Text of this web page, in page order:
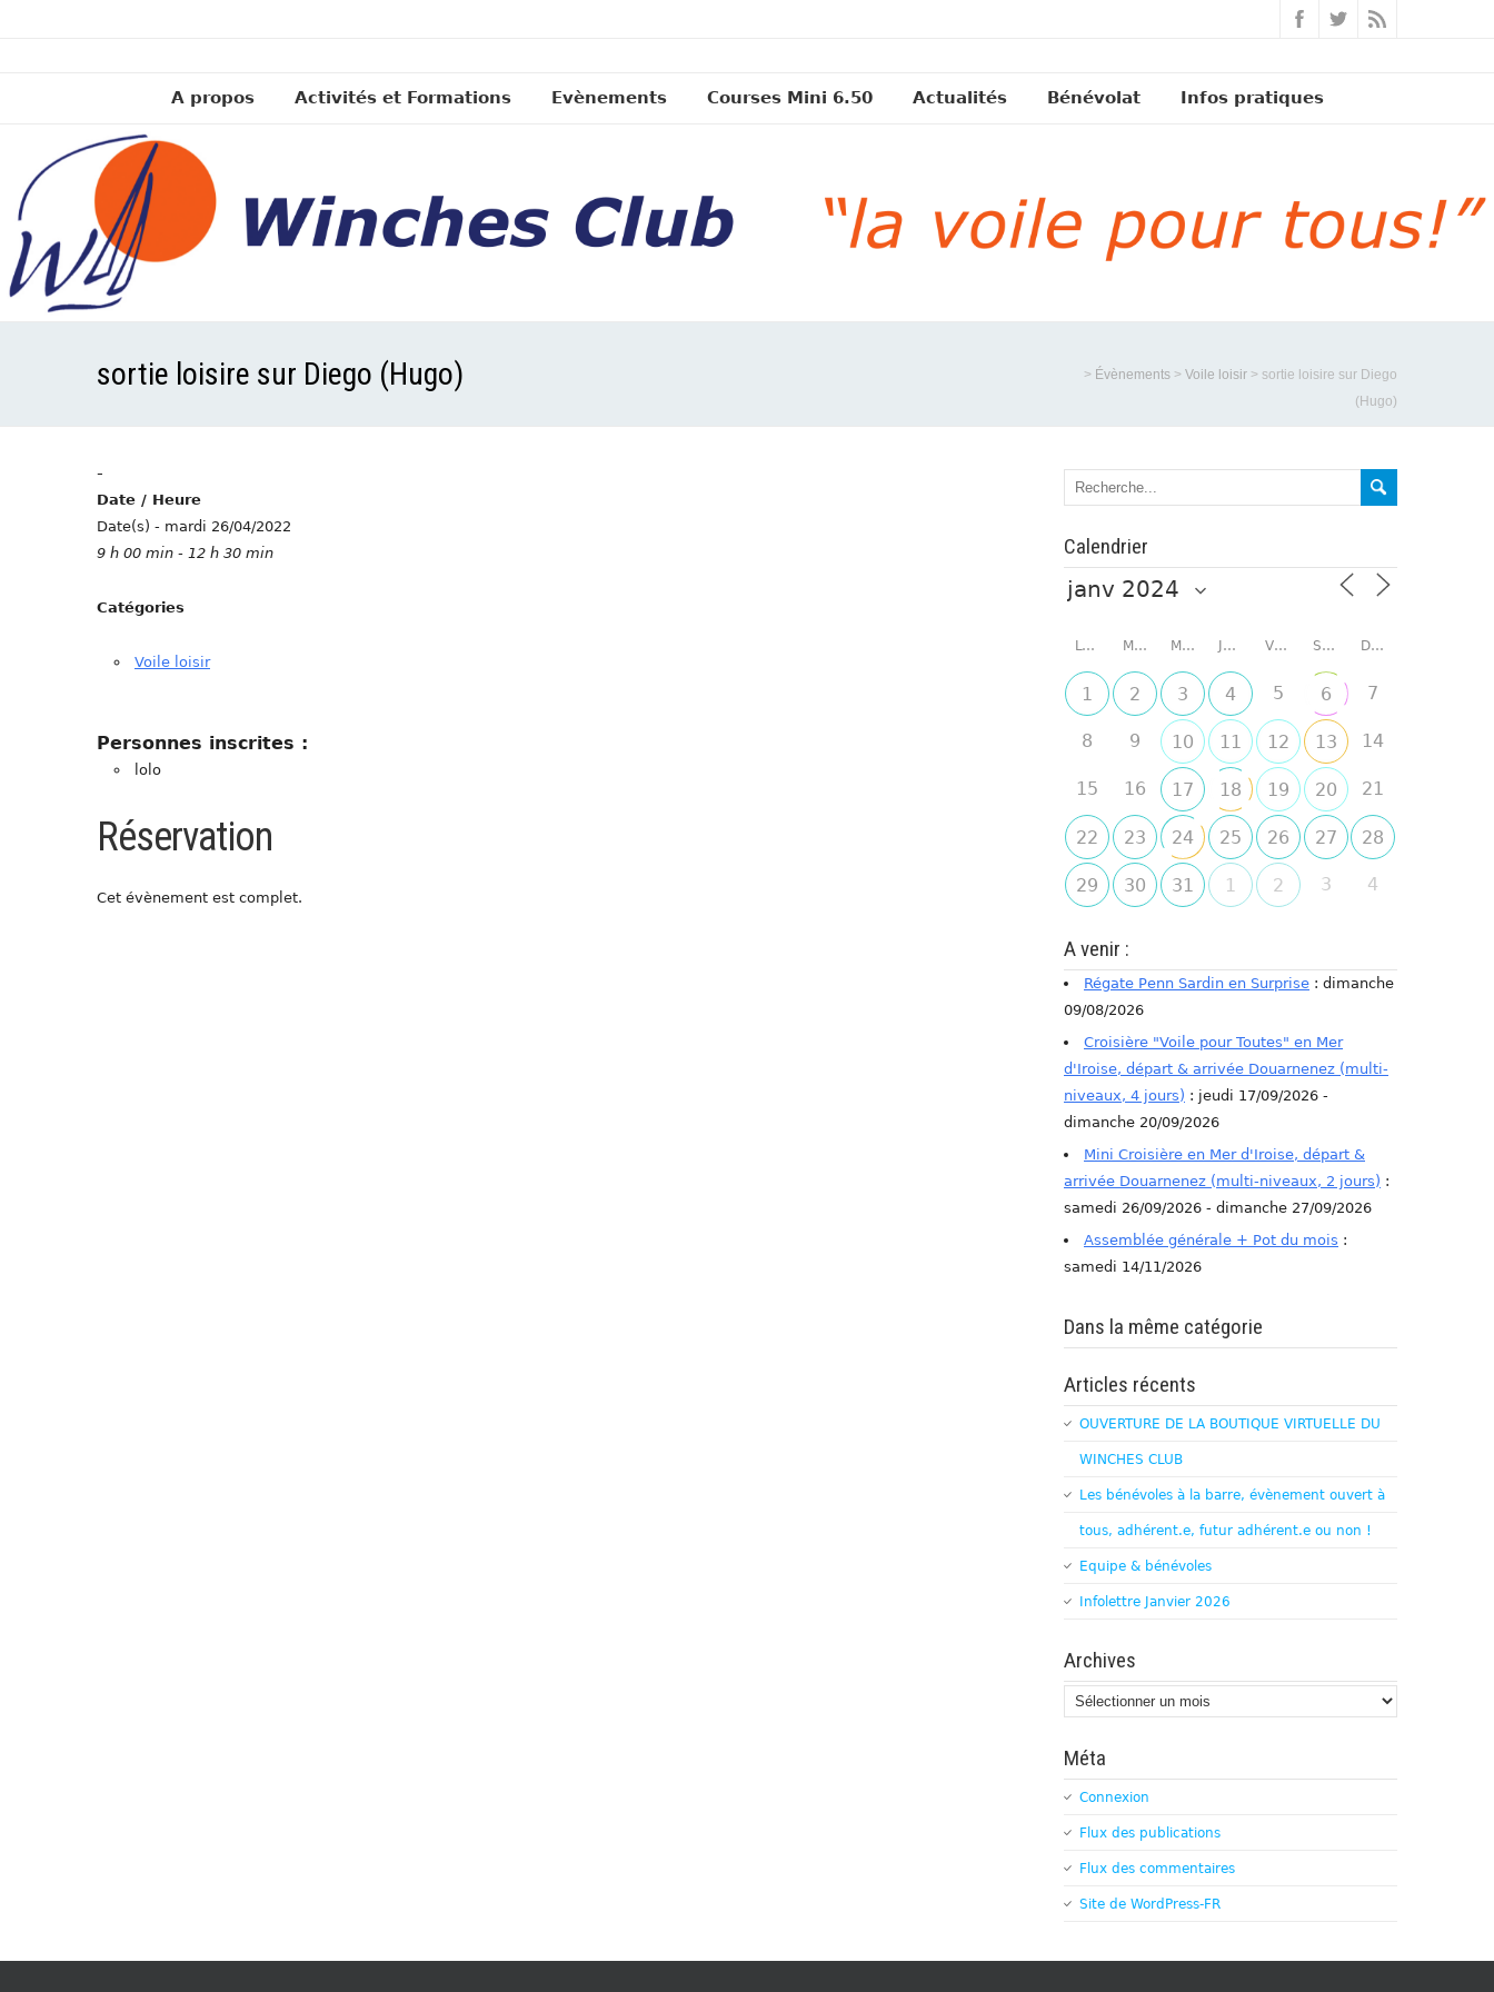
A propos Activités et Formations Evènements Courses Mini 6.50 Actualités Bénévolat Infos pratiques
sortie loisire sur Diego (Hugo) > Évènements > Voile loisir > sortie loisire sur Diego
(Hugo)
-
Date / Heure
Date(s) - mardi 26/04/2022
9 h 00 min - 12 h 30 min
Catégories
Voile loisir
Personnes inscrites :
lolo
Réservation
Cet évènement est complet.
Calendrier
LUNDI MARDI MERCREDI JEUDI VENDREDI SAMEDI DIMANCHE
1 2 3 4 5 6 7
8 9 10 11 12 13 14
15 16 17 18 19 20 21
22 23 24 25 26 27 28
29 30 31 1 2 3 4
A venir :
Régate Penn Sardin en Surprise : dimanche
09/08/2026
Croisière "Voile pour Toutes" en Mer
d'Iroise, départ & arrivée Douarnenez (multi-
niveaux, 4 jours) : jeudi 17/09/2026 -
dimanche 20/09/2026
Mini Croisière en Mer d'Iroise, départ &
arrivée Douarnenez (multi-niveaux, 2 jours) :
samedi 26/09/2026 - dimanche 27/09/2026
Assemblée générale + Pot du mois :
samedi 14/11/2026
Dans la même catégorie
Articles récents
OUVERTURE DE LA BOUTIQUE VIRTUELLE DU
WINCHES CLUB
Les bénévoles à la barre, évènement ouvert à
tous, adhérent.e, futur adhérent.e ou non !
Equipe & bénévoles
Infolettre Janvier 2026
Archives
Archives
Méta
Connexion
Flux des publications
Flux des commentaires
Site de WordPress-FR